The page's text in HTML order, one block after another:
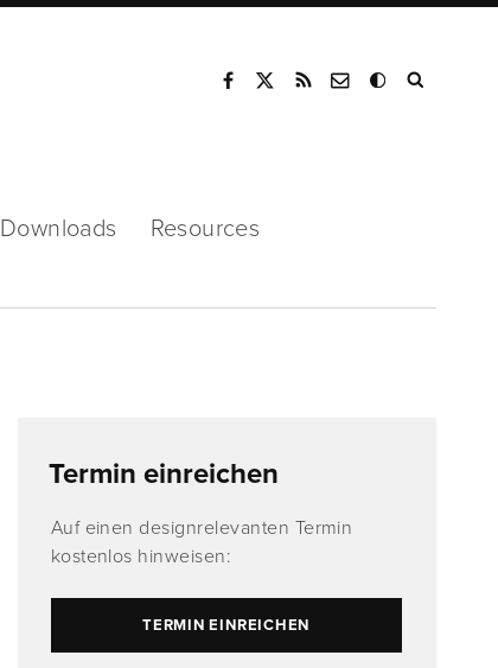
Downloads Resources
Termin einreichen
Auf einen designrelevanten Termin
kostenlos hinweisen:
TERMIN EINREICHEN